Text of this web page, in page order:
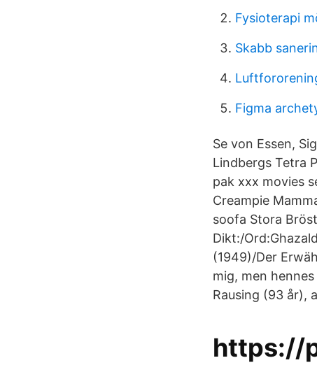
Fysioterapi
Skabb
Figma
Se von Essen,
Lindbergs Tetra
pak xxx movies
Creampie
soofa Stora
Dikt:/
(1949)/Der
mig, men
Rausing (93 år),
https://